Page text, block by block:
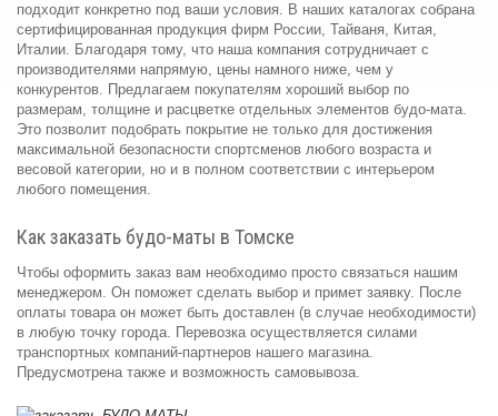
подходит конкретно под ваши условия. В наших каталогах собрана
сертифицированная продукция фирм России, Тайваня, Китая,
Италии. Благодаря тому, что наша компания сотрудничает с
производителями напрямую, цены намного ниже, чем у
конкурентов. Предлагаем покупателям хороший выбор по
размерам, толщине и расцветке отдельных элементов будо-мата.
Это позволит подобрать покрытие не только для достижения
максимальной безопасности спортсменов любого возраста и
весовой категории, но и в полном соответствии с интерьером
любого помещения.
Как заказать будо-маты в Томске
Чтобы оформить заказ вам необходимо просто связаться нашим
менеджером. Он поможет сделать выбор и примет заявку. После
оплаты товара он может быть доставлен (в случае необходимости)
в любую точку города. Перевозка осуществляется силами
транспортных компаний-партнеров нашего магазина.
Предусмотрена также и возможность самовывоза.